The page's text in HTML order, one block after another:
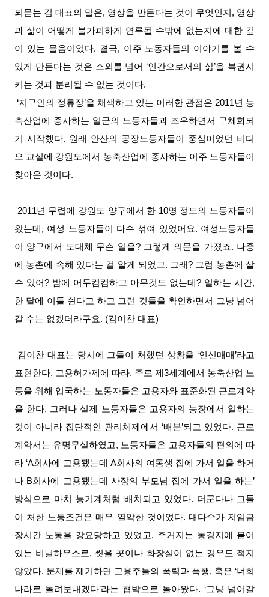
되묻는 김 대표의 말은, 영상을 만든다는 것이 무엇인지, 영상
과 삶이 어떻게 불가피하게 연루될 수밖에 없는지에 대한 깊
이 있는 물음이었다. 결국, 이주 노동자들의 이야기를 볼 수
있게 만든다는 것은 소외를 넘어 ‘인간으로서의 삶’을 복권시
키는 것과 분리될 수 없는 것이다.
‘지구인의 정류장’을 채색하고 있는 이러한 관점은 2011년 농
축산업에 종사하는 일군의 노동자들과 조우하면서 구체화되
기 시작했다. 원래 안산의 공장노동자들이 중심이었던 비디
오 교실에 강원도에서 농축산업에 종사하는 이주 노동자들이
찾아온 것이다.
2011년 무렵에 강원도 양구에서 한 10명 정도의 노동자들이
왔는데, 여성 노동자들이 다수 섞여 있었어요. 여성노동자들
이 양구에서 도대체 무슨 일을? 그렇게 의문을 가졌죠. 나중
에 농촌에 속해 있다는 걸 알게 되었고. 그래? 그럼 농촌에 살
수 있어? 밤에 어두컴컴하고 아무것도 없는데? 일하는 시간,
한 달에 이틀 쉰다고 하고 그런 것들을 확인하면서 그냥 넘어
갈 수는 없겠더라구요. (김이찬 대표)
김이찬 대표는 당시에 그들이 처했던 상황을 ‘인신매매’라고
표현한다. 고용허가제에 따라, 주로 제3세계에서 농축산업 노
동을 위해 입국하는 노동자들은 고용자와 표준화된 근로계약
을 한다. 그러나 실제 노동자들은 고용자의 농장에서 일하는
것이 아니라 집단적인 관리체제에서 ‘배분’되고 있었다. 근로
계약서는 유명무실하였고, 노동자들은 고용자들의 편의에 따
라 ‘A회사에 고용됐는데 A회사의 여동생 집에 가서 일을 하거
나 B회사에 고용됐는데 사장의 부모님 집에 가서 일을 하는’
방식으로 마치 농기계처럼 배치되고 있었다. 더군다나 그들
이 처한 노동조건은 매우 열악한 것이었다. 대다수가 저임금
장시간 노동을 강요당하고 있었고, 주거지는 농경지에 붙어
있는 비닐하우스로, 씻을 곳이나 화장실이 없는 경우도 적지
않았다. 문제를 제기하면 고용주들의 폭력과 폭행, 혹은 ‘너희
나라로 돌려보내겠다’라는 협박으로 돌아왔다. ‘그냥 넘어갈